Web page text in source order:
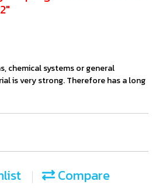
chemical systems or general
is very strong. Therefore has a long
Compare